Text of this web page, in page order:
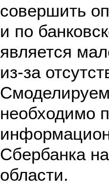
совершить
и по
является
из-за
необходимо
Сбербанка
области.